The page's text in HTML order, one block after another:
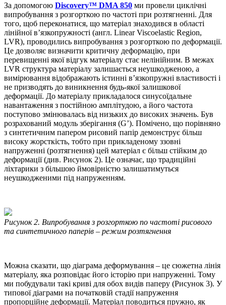
За допомогою Discovery™ DMA 850 ми провели циклічні
випробування з розгорткою по частоті при розтягненні. Для
того, щоб переконатися, що матеріал знаходився в області
лінійної в’язкопружності (англ. Linear Viscoelastic Region,
LVR), проводились випробування з розгорткою по деформації.
Це дозволяє визначити критичну деформацію, при
перевищенні якої відгук матеріалу стає нелінійним. В межах
LVR структура матеріалу залишається неушкодженою, а
вимірювання відображають істинні в’язкопружні властивості і
не призводять до виникнення будь-якої залишкової
деформації. До матеріалу прикладалося синусоїдальне
навантаження з постійною амплітудою, а його частота
поступово змінювалась від низьких до високих значень. Був
розрахований модуль зберігання (G’). Помічено, що порівняно
з синтетичним папером рисовий папір демонструє більш
високу жорсткість, тобто при прикладеному ззовні
напруженні (розтягнення) цей матеріал є більш стійким до
деформації (див. Рисунок 2). Це означає, що традиційні
ліхтарики з більшою ймовірністю залишатимуться
неушкодженими під напруженням.
Рисунок 2. Випробування з розгорткою по частоті рисового
та синтетичного паперів – режим розтягнення
Можна сказати, що діаграма деформування – це сюжетна лінія
матеріалу, яка розповідає його історію при напруженні. Тому
ми побудували такі криві для обох видів паперу (Рисунок 3). У
типової діаграми на початковій стадії напруження
пропорційне деформації. Матеріал поводиться пружно, як